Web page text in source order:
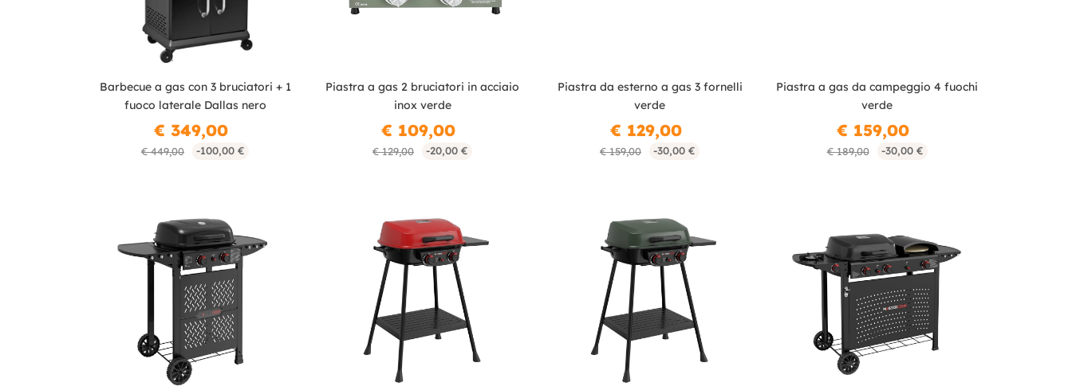
Barbecue a gas con 3 bruciatori + 1
fuoco laterale Dallas nero
€ 449,00 -100,00 €
€ 349,00
Piastra a gas 2 bruciatori in acciaio
inox verde
€ 129,00 -20,00 €
€ 109,00
Piastra da esterno a gas 3 fornelli
verde
€ 159,00 -30,00 €
€ 129,00
Piastra a gas da campeggio 4 fuochi
verde
€ 189,00 -30,00 €
€ 159,00